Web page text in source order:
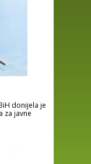
donijela je
za javne